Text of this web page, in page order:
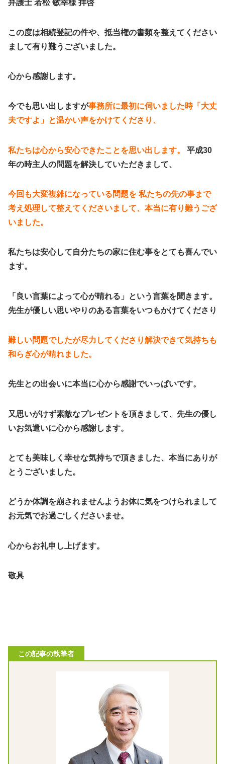
弁護士 若松 敏幸様 拝啓
この度は相続登記の件や、抵当権の書類を整えてください
まして有り難うございました。
心から感謝します。
今でも思い出しますが事務所に最初に伺いました時「大丈
夫ですよ」と温かい声をかけてくださり、
私たちは心から安心できたことを思い出します。
平成30
年の時主人の問題を解決していただきまして、
今回も大変複雑になっている問題を 私たちの先の事まで
考え処理して整えてくださいまして、本当に有り難うござ
いました。
私たちは安心して自分たちの家に住む事をとても喜んでい
ます。
「良い言葉によって心が晴れる」という言葉を聞きます。
先生が優しい思いやりのある言葉をいつもかけてくださり
難しい問題でしたが尽力してくださり解決できて気持ちも
和らぎ心が晴れました。
先生との出会いに本当に心から感謝でいっぱいです。
又思いがけず素敵なプレゼントを頂きまして、先生の優し
いお気遣いに心から感謝します。
とても美味しく幸せな気持ちで頂きました、本当にありが
とうございました。
どうか体調を崩されませんようお体に気をつけられまして
お元気でお過ごしくださいませ。
心からお礼申し上げます。
敬具
この記事の執筆者